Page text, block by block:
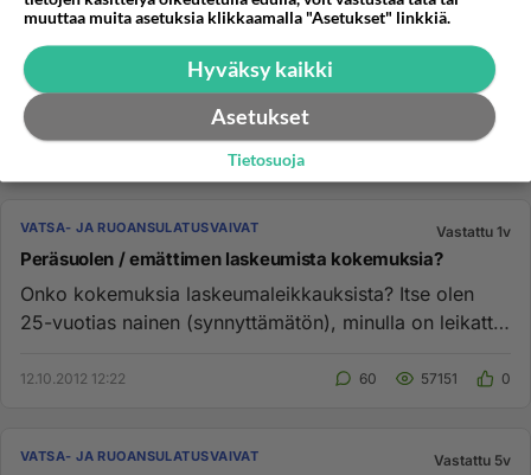
VATSA- JA RUOANSULATUSVAIVAT Vastattu 1v
Peräsuolen / emättimen laskeumista kokemuksia?
Onko kokemuksia laskeumaleikkauksista? Itse olen
25-vuotias nainen (synnyttämätön), minulla on leikattu
12.10.2012 12:22 60 57151 0
VATSA- JA RUOANSULATUSVAIVAT Vastattu 5v
muuttaa muita asetuksia klikkaamalla "Asetukset" linkkiä.
Hyväksy kaikki
Asetukset
Tietosuoja